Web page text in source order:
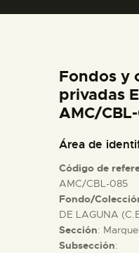
█
EL MUSEO
Fondos y
privadas
AMC/
Área de
Código de
AMC/CBL-085
Fondo/
DE LAGUNA
Sección:
Subsección: